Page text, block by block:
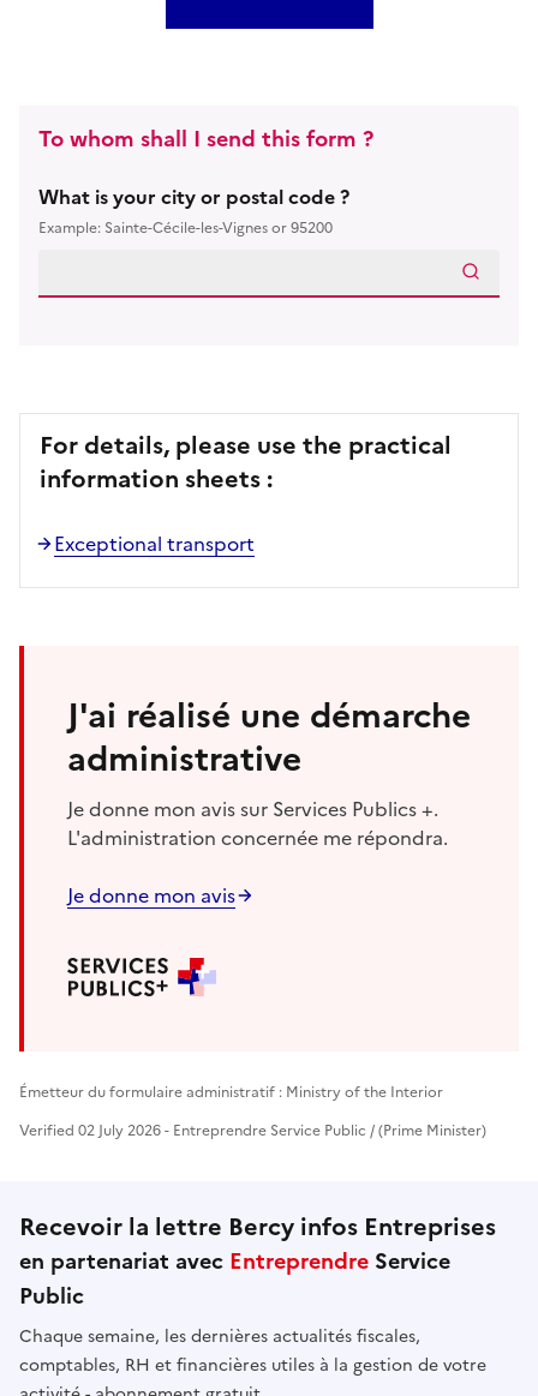
To whom shall I send this form ?
What is your city or postal code ?
Example: Sainte-Cécile-les-Vignes or 95200
For details, please use the practical
information sheets :
Exceptional transport
J'ai réalisé une démarche
administrative
Je donne mon avis sur Services Publics +.
L'administration concernée me répondra.
Je donne mon avis
Émetteur du formulaire administratif : Ministry of the Interior
Verified 02 July 2026 - Entreprendre Service Public / (Prime Minister)
Recevoir la lettre Bercy infos Entreprises
en partenariat avec Entreprendre Service
Public
Chaque semaine, les dernières actualités fiscales,
comptables, RH et financières utiles à la gestion de votre